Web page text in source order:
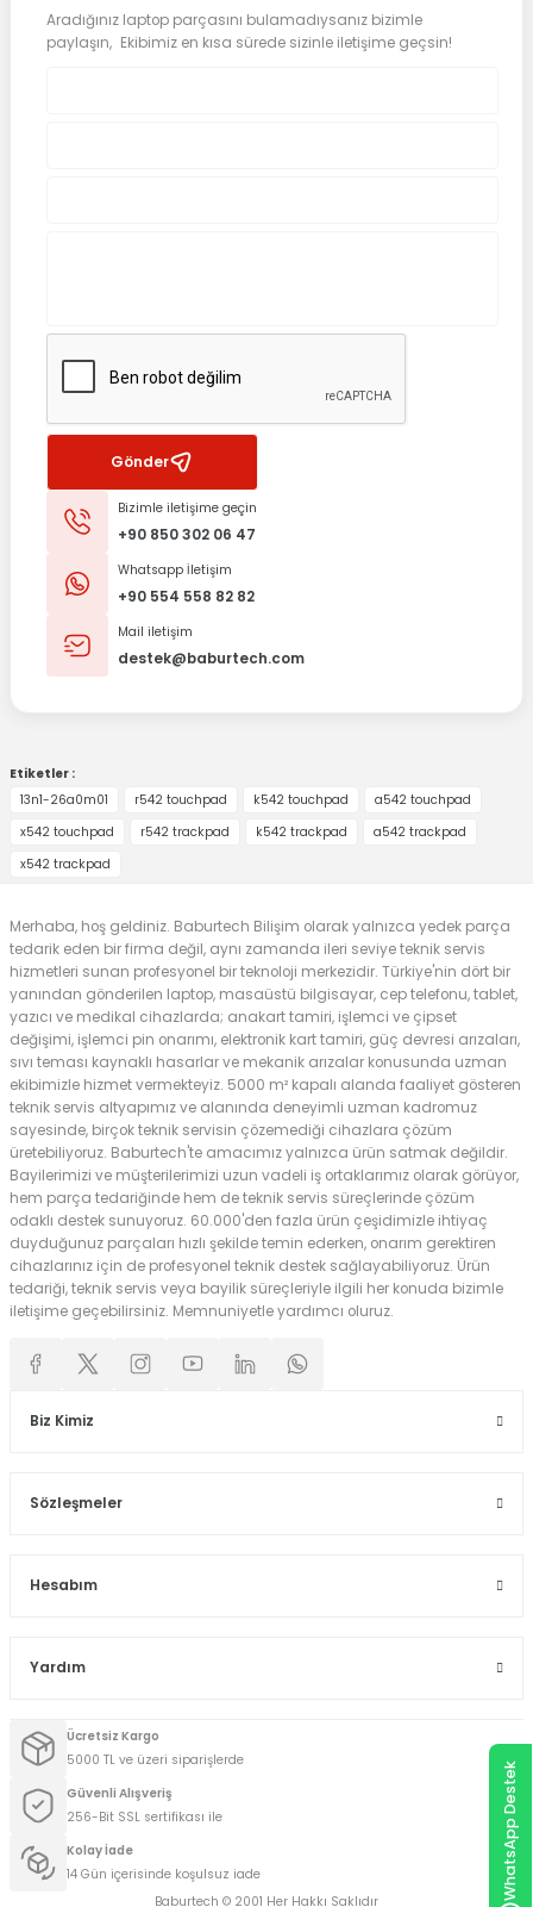
Aradığınız laptop parçasını bulamadıysanız bizimle
paylaşın, Ekibimiz en kısa sürede sizinle iletişime geçsin!
Gönder
Bizimle iletişime geçin
+90 850 302 06 47
Whatsapp İletişim
+90 554 558 82 82
Mail iletişim
destek@baburtech.com
Etiketler :
13n1-26a0m01
r542 touchpad k542 touchpad
a542 touchpad
x542 touchpad
r542 trackpad k542 trackpad
a542 trackpad
x542 trackpad
Merhaba, hoş geldiniz. Baburtech Bilişim olarak yalnızca yedek parça
tedarik eden bir firma değil, aynı zamanda ileri seviye teknik servis
hizmetleri sunan profesyonel bir teknoloji merkezidir. Türkiye'nin dört bir
yanından gönderilen laptop, masaüstü bilgisayar, cep telefonu, tablet,
yazıcı ve medikal cihazlarda; anakart tamiri, işlemci ve çipset
değişimi, işlemci pin onarımı, elektronik kart tamiri, güç devresi arızaları,
sıvı teması kaynaklı hasarlar ve mekanik arızalar konusunda uzman
ekibimizle hizmet vermekteyiz. 5000 m² kapalı alanda faaliyet gösteren
teknik servis altyapımız ve alanında deneyimli uzman kadromuz
sayesinde, birçok teknik servisin çözemediği cihazlara çözüm
üretebiliyoruz. Baburtech'te amacımız yalnızca ürün satmak değildir.
Bayilerimizi ve müşterilerimizi uzun vadeli iş ortaklarımız olarak görüyor,
hem parça tedariğinde hem de teknik servis süreçlerinde çözüm
odaklı destek sunuyoruz. 60.000'den fazla ürün çeşidimizle ihtiyaç
duyduğunuz parçaları hızlı şekilde temin ederken, onarım gerektiren
cihazlarınız için de profesyonel teknik destek sağlayabiliyoruz. Ürün
tedariği, teknik servis veya bayilik süreçleriyle ilgili her konuda bizimle
iletişime geçebilirsiniz. Memnuniyetle yardımcı oluruz.
Biz Kimiz
Sözleşmeler
Hesabım
Yardım
Ücretsiz Kargo
5000 TL ve üzeri siparişlerde
Güvenli Alışveriş
256-Bit SSL sertifikası ile
Kolay İade
14 Gün içerisinde koşulsuz iade
Baburtech © 2001 Her Hakkı Saklıdır
WhatsApp Destek